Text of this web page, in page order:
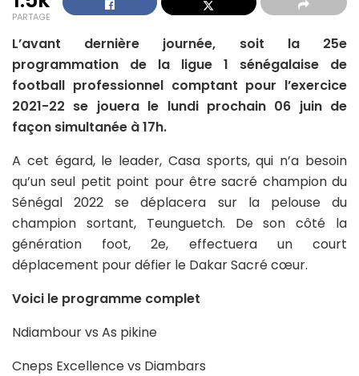
PARTAGE
L’avant dernière journée, soit la 25e
programmation de la ligue 1 sénégalaise de
football professionnel comptant pour l’exercice
2021-22 se jouera le lundi prochain 06 juin de
façon simultanée à 17h.
A cet égard, le leader, Casa sports, qui n’a besoin
qu’un seul petit point pour être sacré champion du
Sénégal 2022 se déplacera sur la pelouse du
champion sortant, Teunguetch. De son côté la
génération foot, 2e, effectuera un court
déplacement pour défier le Dakar Sacré cœur.
Voici le programme complet
Ndiambour vs As pikine
Cneps Excellence vs Diambars